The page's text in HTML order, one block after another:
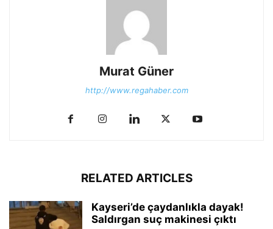
Murat Güner
http://www.regahaber.com
RELATED ARTICLES
Kayseri’de çaydanlıkla dayak!
Saldırgan suç makinesi çıktı